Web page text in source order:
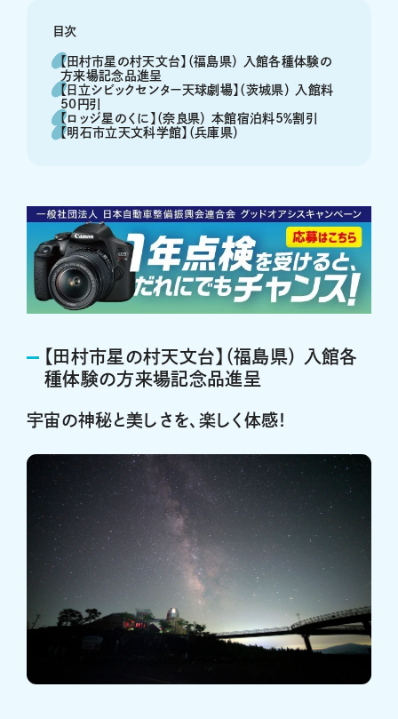
目次
【田村市星の村天文台】（福島県） 入館各種体験の
方来場記念品進呈
【日立シビックセンター天球劇場】（茨城県） 入館料
50円引
【ロッジ星のくに】（奈良県） 本館宿泊料5％割引
【明石市立天文科学館】（兵庫県）
【田村市星の村天文台】（福島県） 入館各
種体験の方来場記念品進呈
宇宙の神秘と美しさを、楽しく体感！